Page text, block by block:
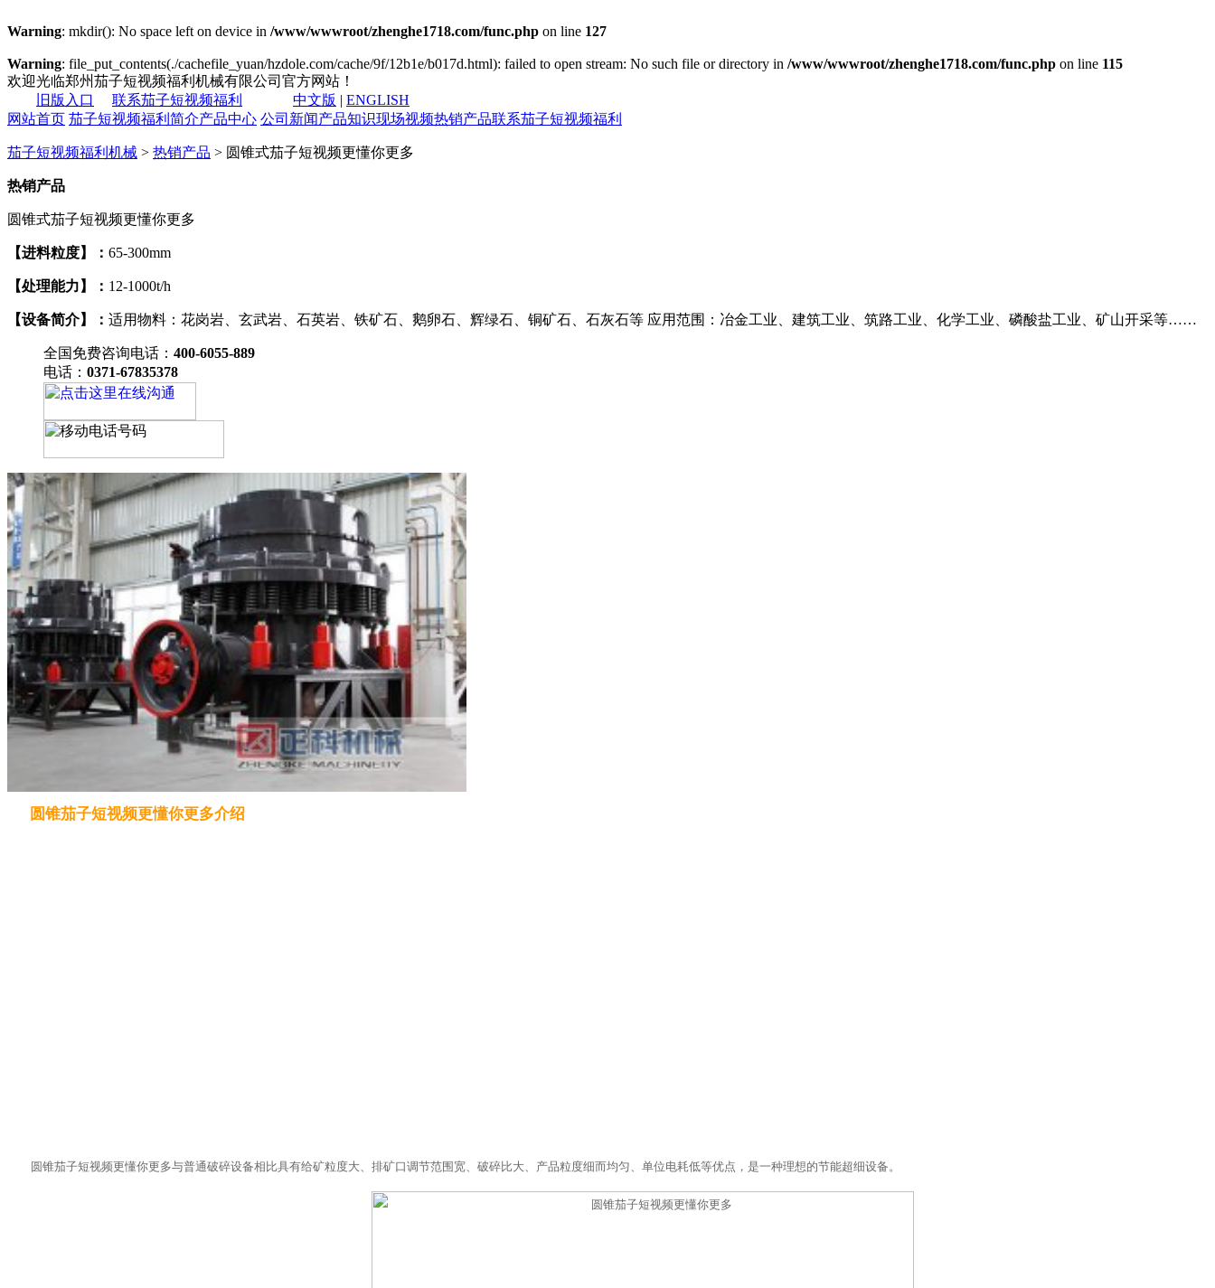
Warning: mkdir(): No space left on device in /www/wwwroot/zhenghe1718.com/func.php on line 127
Warning: file_put_contents(./cachefile_yuan/hzdole.com/cache/9f/12b1e/b017d.html): failed to open stream: No such file or directory in /www/wwwroot/zhenghe1718.com/func.php on line 115
欢迎光临郑州茄子短视频福利机械有限公司官方网站！
旧版入口
联系茄子短视频福利 中文版 | ENGLISH
网站首页 茄子短视频福利简介产品中心 公司新闻产品知识现场视频热销产品联系茄子短视频福利
茄子短视频福利机械 > 热销产品 > 圆锥式茄子短视频更懂你更多
热销产品
圆锥式茄子短视频更懂你更多
【进料粒度】： 65-300mm
【处理能力】： 12-1000t/h
【设备简介】： 适用物料：花岗岩、玄武岩、石英岩、铁矿石、鹅卵石、辉绿石、铜矿石、石灰石等 应用范围：冶金工业、建筑工业、筑路工业、化学工业、磷酸盐工业、矿山开采等……
全国免费咨询电话： 400-6055-889
电话： 0371-67835378
圆锥茄子短视频更懂你更多介绍
圆锥茄子短视频更懂你更多与普通破碎设备相比具有给矿粒度大、排矿口调节范围宽、破碎比大、产品粒度细而均匀、单位电耗低等优点，是一种理想的节能超细设备。